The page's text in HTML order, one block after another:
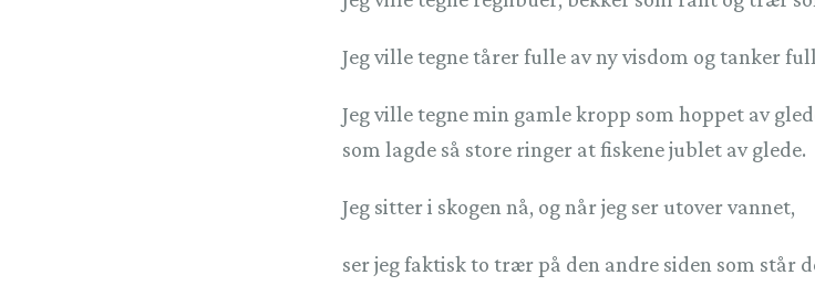
Jeg ville tegne tårer fulle av ny visdom og tanker
Jeg ville tegne min gamle kropp som hoppet av
som lagde så store ringer at fiskene jublet av glede.
Jeg sitter i skogen nå, og når jeg ser utover vannet,
ser jeg faktisk to trær på den andre siden som står